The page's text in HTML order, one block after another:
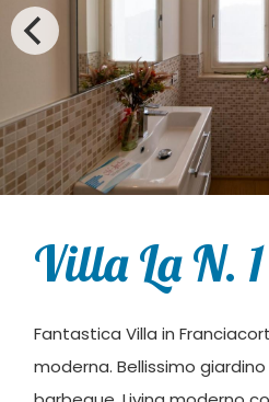
Villa La N. 1
Fantastica Villa in
moderna. Bellissimo